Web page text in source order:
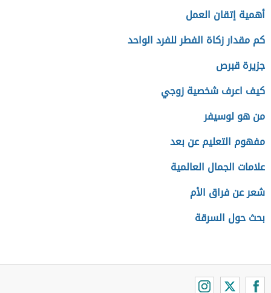
أهمية إتقان العمل
كم مقدار زكاة الفطر للفرد الواحد
جزيرة قبرص
كيف اعرف شخصية زوجي
من هو لوسيفر
مفهوم التعليم عن بعد
علامات الجمال العالمية
شعر عن فراق الأم
بحث حول السرقة